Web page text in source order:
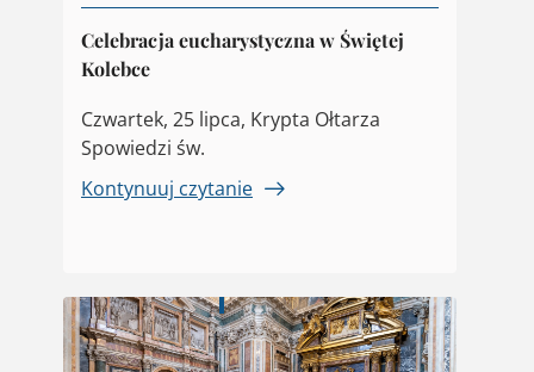
Celebracja eucharystyczna w Świętej
Kolebce
Czwartek, 25 lipca, Krypta Ołtarza
Spowiedzi św.
Kontynuuj czytanie